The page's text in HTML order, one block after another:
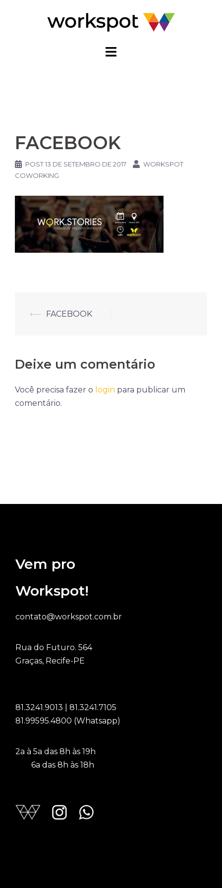
FACEBOOK
POST13 DE SETEMBRO DE 2017
WORKSPOT
COWORKING
Navegação
⟵ FACEBOOK
Deixe um comentário
Você precisa fazer o login para publicar um
comentário.
Vem pro
Workspot!
contato@workspot.com.br
Rua do Futuro. 564
Graças, Recife-PE
81.3241.9013 | 81.3241.7105
81.99595.4800 (Whatsapp)
2a à 5a das 8h às 19h
6a das 8h às 18h